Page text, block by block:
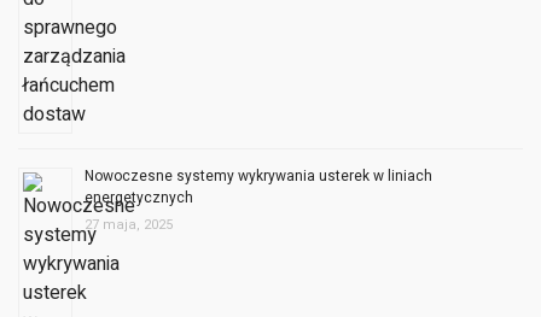
Nowoczesne systemy wykrywania usterek w liniach
energetycznych
27 maja, 2025